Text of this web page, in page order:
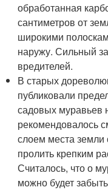
обработанная
сантиметров от
широкими
наружу. Сильный
вредителей.
В старых
публиковали
садовых муравьев
рекомендовалось
слоем места
пролить крепким
Считалось, что о
можно будет